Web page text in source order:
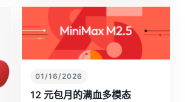
Responses 兼容路…
01/16/2026
12 元包月的满血多模态